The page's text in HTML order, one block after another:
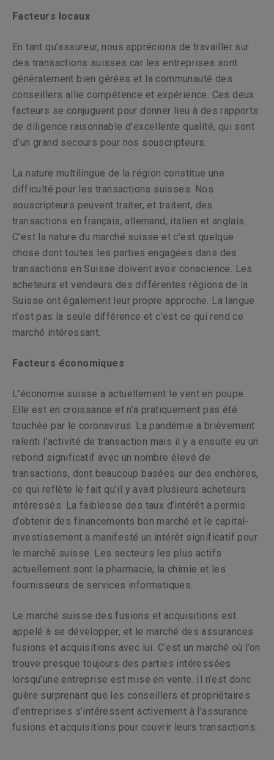
Facteurs locaux
En tant qu’assureur, nous apprécions de travailler sur
des transactions suisses car les entreprises sont
généralement bien gérées et la communauté des
conseillers allie compétence et expérience. Ces deux
facteurs se conjuguent pour donner lieu à des rapports
de diligence raisonnable d’excellente qualité, qui sont
d’un grand secours pour nos souscripteurs.
La nature multilingue de la région constitue une
difficulté pour les transactions suisses. Nos
souscripteurs peuvent traiter, et traitent, des
transactions en français, allemand, italien et anglais.
C’est la nature du marché suisse et c’est quelque
chose dont toutes les parties engagées dans des
transactions en Suisse doivent avoir conscience. Les
acheteurs et vendeurs des différentes régions de la
Suisse ont également leur propre approche. La langue
n’est pas la seule différence et c’est ce qui rend ce
marché intéressant.
Facteurs économiques
L’économie suisse a actuellement le vent en poupe.
Elle est en croissance et n’a pratiquement pas été
touchée par le coronavirus. La pandémie a brièvement
ralenti l’activité de transaction mais il y a ensuite eu un
rebond significatif avec un nombre élevé de
transactions, dont beaucoup basées sur des enchères,
ce qui reflète le fait qu’il y avait plusieurs acheteurs
intéressés. La faiblesse des taux d’intérêt a permis
d’obtenir des financements bon marché et le capital-
investissement a manifesté un intérêt significatif pour
le marché suisse. Les secteurs les plus actifs
actuellement sont la pharmacie, la chimie et les
fournisseurs de services informatiques.
Le marché suisse des fusions et acquisitions est
appelé à se développer, et le marché des assurances
fusions et acquisitions avec lui. C’est un marché où l’on
trouve presque toujours des parties intéressées
lorsqu’une entreprise est mise en vente. Il n’est donc
guère surprenant que les conseillers et propriétaires
d’entreprises s’intéressent activement à l’assurance
fusions et acquisitions pour couvrir leurs transactions.